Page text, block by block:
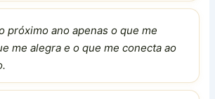
próximo ano apenas o que me
me alegra e o que me conecta ao